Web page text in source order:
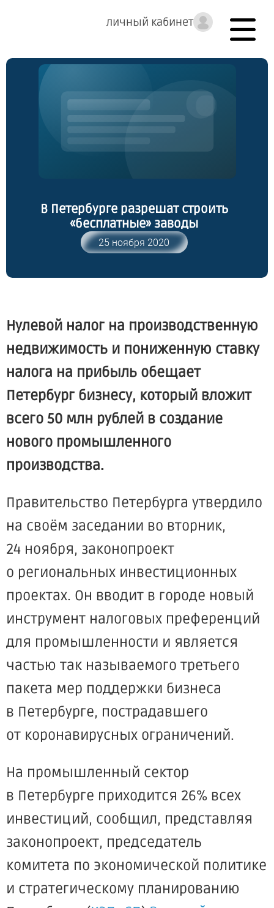
личный кабинет
В Петербурге разрешат строить
«бесплатные» заводы
25 ноября 2020
Нулевой налог на производственную
недвижимость и пониженную ставку
налога на прибыль обещает
Петербург бизнесу, который вложит
всего 50 млн рублей в создание
нового промышленного
производства.
Правительство Петербурга утвердило
на своём заседании во вторник,
24 ноября, законопроект
о региональных инвестиционных
проектах. Он вводит в городе новый
инструмент налоговых преференций
для промышленности и является
частью так называемого третьего
пакета мер поддержки бизнеса
в Петербурге, пострадавшего
от коронавирусных ограничений.
На промышленный сектор
в Петербурге приходится 26% всех
инвестиций, сообщил, представляя
законопроект, председатель
комитета по экономической политике
и стратегическому планированию